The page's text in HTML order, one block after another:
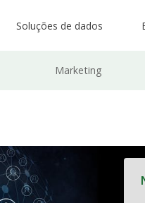
Soluções de dados
Marketing